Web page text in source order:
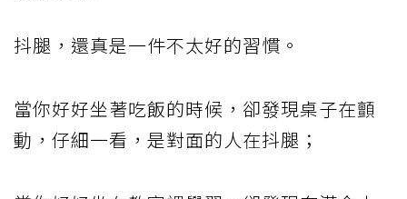
抖腿，還真是一件不太好的習慣。
當你好好坐著吃飯的時候，卻發現桌子在顫
動，仔細一看，是對面的人在抖腿；